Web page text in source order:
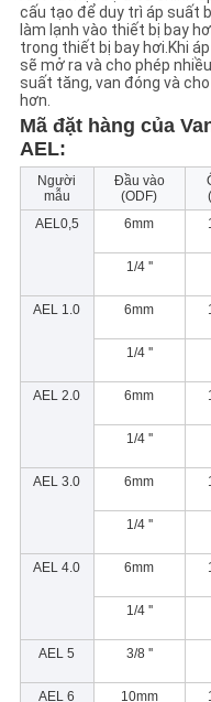
CHÍNH
SÁCH
BẢO
MẬT
cấu tạo để duy trì áp suất
làm lạnh vào thiết bị bay
trong thiết bị bay hơi.Khi
sẽ mở ra và cho phép
suất tăng, van đóng và
hơn.
Mã đặt hàng của
AEL:
Người
mẫu
Đầu vào
(ODF)
AEL0,5 6mm
1/4 ''
AEL 1.0
6mm
1/4 ''
AEL 2.0
6mm
1/4 ''
AEL 3.0
6mm
1/4 ''
AEL 4.0
6mm
1/4 ''
AEL 5
3/8 ''
AEL 6
10mm